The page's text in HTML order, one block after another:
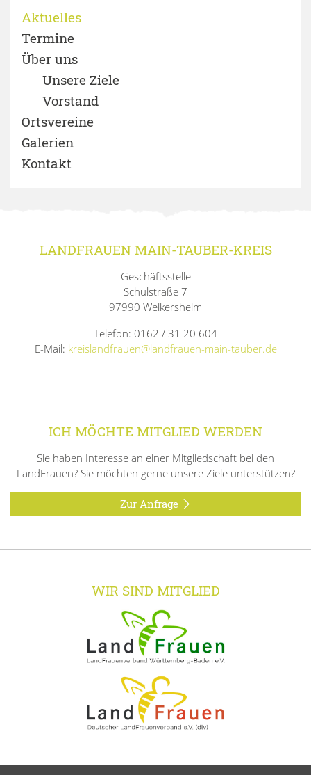
Aktuelles
Termine
Über uns
Unsere Ziele
Vorstand
Ortsvereine
Galerien
Kontakt
LANDFRAUEN MAIN-TAUBER-KREIS
Geschäftsstelle
Schulstraße 7
97990 Weikersheim
Telefon: 0162 / 31 20 604
E-Mail: kreislandfrauen@landfrauen-main-tauber.de
ICH MÖCHTE MITGLIED WERDEN
Sie haben Interesse an einer Mitgliedschaft bei den
LandFrauen? Sie möchten gerne unsere Ziele unterstützen?
Zur Anfrage
WIR SIND MITGLIED